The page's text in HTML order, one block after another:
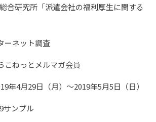
合研究所「派遣会社の福利厚生に関する
ーネット調査
こねっとメルマガ会員
年4月29日（月）～2019年5月5日（日）
サンプル